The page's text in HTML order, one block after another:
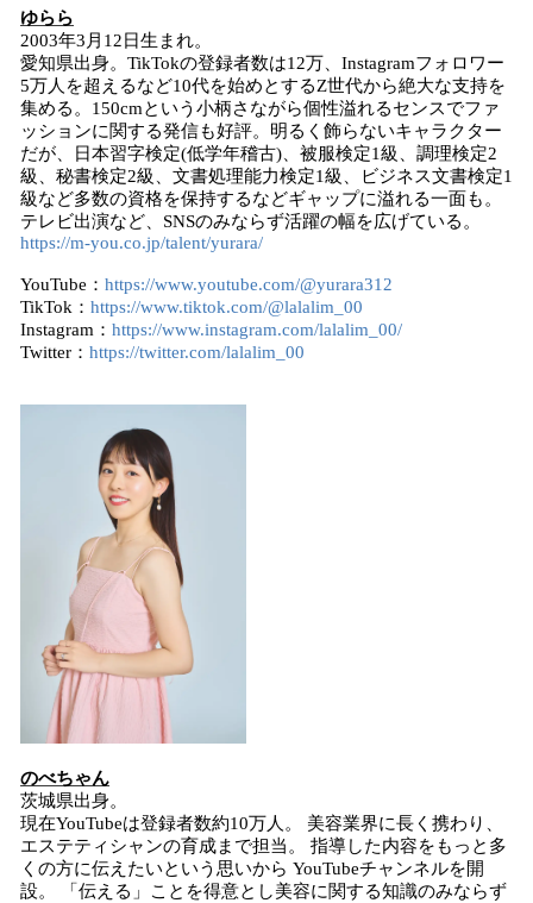
ゆらら
2003年3月12日生まれ。
愛知県出身。TikTokの登録者数は12万、Instagramフォロワー
5万人を超えるなど10代を始めとするZ世代から絶大な支持を
集める。150cmという小柄さながら個性溢れるセンスでファ
ッションに関する発信も好評。明るく飾らないキャラクター
だが、日本習字検定(低学年稽古)、被服検定1級、調理検定2
級、秘書検定2級、文書処理能力検定1級、ビジネス文書検定1
級など多数の資格を保持するなどギャップに溢れる一面も。
テレビ出演など、SNSのみならず活躍の幅を広げている。
https://m-you.co.jp/talent/yurara/
YouTube： https://www.youtube.com/@yurara312
TikTok： https://www.tiktok.com/@lalalim_00
Instagram： https://www.instagram.com/lalalim_00/
Twitter： https://twitter.com/lalalim_00
のべちゃん
茨城県出身。
現在YouTubeは登録者数約10万人。 美容業界に長く携わり、
エステティシャンの育成まで担当。 指導した内容をもっと多
くの方に伝えたいという思いから YouTubeチャンネルを開
設。 「伝える」ことを得意とし美容に関する知識のみならず